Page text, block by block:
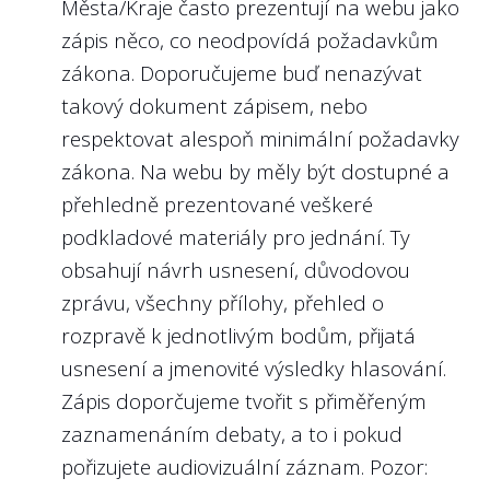
oznamovatele a postupu při oznamování.
Jinými slovy, pokud text na webu uceleně
provází člověka životní situací a vysvětluje
kromě práv a povinností také např. smysl a
účel ochrany, pomáhá daleko více s
rozhodnutím, zda oznámení učinit.
Příkladem tohoto je web města Brna.
Některé weby hodnocené 0 body se
samozřejmě mohou blížit tomuto stavu,
rozhodli jsme se však nastavit vysoký
standard, protože se stále jedná o
legislativní novinku. Evidujeme také, že
některé softwarové nástroje sloužící pro
komunikaci s oznamovatelem poskytují
přehledné informace po vstupu do
organizacích je potřeba, aby podmínky
výběrového řízení vzbuzovaly důvěru mezi
uchazeči a byly vypsány natolik
transparentně, aby se minimalizovala
možnost zvýhodnění politicky
preferovaných kandidátů. Kandidáti na
manažerské pozice budou patrně
potřebovat dostatečný čas k případné
změně zaměstnání nebo bydliště, proto je
vhodné plánovat výběrové řízení s
dostatečným předstihem před plánovaným
nástupem na vedoucí pozici. Pro přilákání
dostatečného množství kvalitních
kandidátů je vhodné inzerovat výběrová
řízení nejen regionálními kanály a případně
Města/Kraje často prezentují na webu jako
zápis něco, co neodpovídá požadavkům
zákona. Doporučujeme buď nenazývat
takový dokument zápisem, nebo
respektovat alespoň minimální požadavky
zákona. Na webu by měly být dostupné a
přehledně prezentované veškeré
podkladové materiály pro jednání. Ty
obsahují návrh usnesení, důvodovou
zprávu, všechny přílohy, přehled o
rozpravě k jednotlivým bodům, přijatá
usnesení a jmenovité výsledky hlasování.
Zápis doporčujeme tvořit s přiměřeným
zaznamenáním debaty, a to i pokud
pořizujete audiovizuální záznam. Pozor: